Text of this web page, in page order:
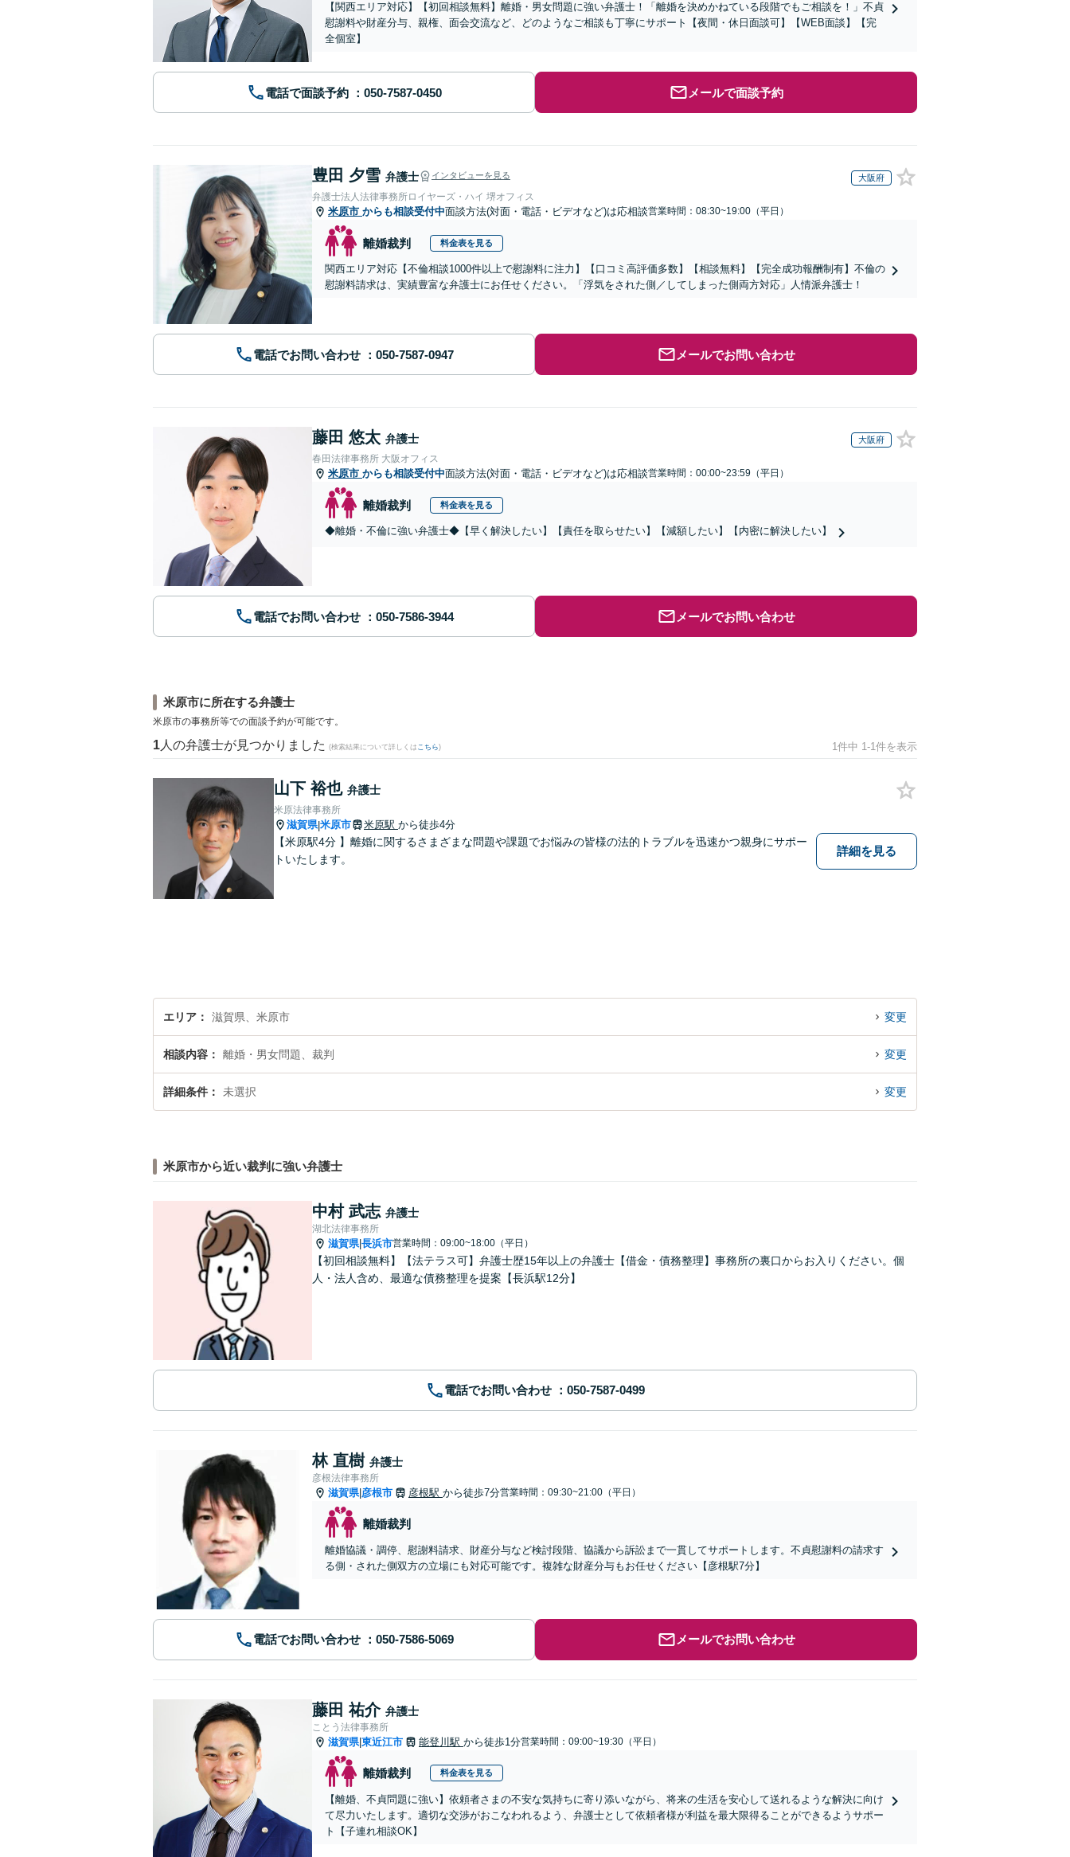
【関西エリア対応】【初回相談無料】離婚・男女問題に強い弁護士！「離婚を決めかねている段階でもご相談を！」不貞
慰謝料や財産分与、親権、面会交流など、どのようなご相談も丁寧にサポート【夜間・休日面談可】【WEB面談】【完
全個室】
電話で面談予約 メールで面談予約
豊田 夕雪 弁護士 インタビューを見る 大阪府
弁護士法人法律事務所ロイヤーズ・ハイ 堺オフィス
米原市 からも相談受付中面談方法(対面・電話・ビデオなど)は応相談営業時間：08:30~19:00（平日）
離婚裁判 料金表を見る
関西エリア対応【不倫相談1000件以上で慰謝料に注力】【口コミ高評価多数】【相談無料】【完全成功報酬制有】不倫の
慰謝料請求は、実績豊富な弁護士にお任せください。「浮気をされた側／してしまった側両方対応」人情派弁護士！
電話でお問い合わせ メールでお問い合わせ
藤田 悠太 弁護士 大阪府
春田法律事務所 大阪オフィス
米原市 からも相談受付中面談方法(対面・電話・ビデオなど)は応相談営業時間：00:00~23:59（平日）
離婚裁判 料金表を見る
◆離婚・不倫に強い弁護士◆【早く解決したい】【責任を取らせたい】【減額したい】【内密に解決したい】
電話でお問い合わせ メールでお問い合わせ
米原市に所在する弁護士
米原市の事務所等での面談予約が可能です。
1 人の弁護士が見つかりました (検索結果について詳しくは こちら) 1件中 1-1件を表示
山下 裕也 弁護士
米原法律事務所
滋賀県|米原市 米原駅 から徒歩4分
【米原駅4分 】離婚に関するさまざまな問題や課題でお悩みの皆様の法的トラブルを迅速かつ親身にサポー
トいたします。
詳細を見る
エリア 滋賀県、米原市 変更
相談内容 離婚・男女問題、裁判 変更
詳細条件 未選択 変更
米原市から近い裁判に強い弁護士
中村 武志 弁護士
湖北法律事務所
滋賀県|長浜市営業時間：09:00~18:00（平日）
【初回相談無料】【法テラス可】弁護士歴15年以上の弁護士【借金・債務整理】事務所の裏口からお入りください。個
人・法人含め、最適な債務整理を提案【長浜駅12分】
電話でお問い合わせ
林 直樹 弁護士
彦根法律事務所
滋賀県| 彦根市 彦根駅 から徒歩7分営業時間：09:30~21:00（平日）
離婚裁判
離婚協議・調停、慰謝料請求、財産分与など検討段階、協議から訴訟まで一貫してサポートします。不貞慰謝料の請求す
る側・された側双方の立場にも対応可能です。複雑な財産分与もお任せください【彦根駅7分】
電話でお問い合わせ メールでお問い合わせ
藤田 祐介 弁護士
ことう法律事務所
滋賀県|東近江市 能登川駅 から徒歩1分営業時間：09:00~19:30（平日）
離婚裁判 料金表を見る
【離婚、不貞問題に強い】依頼者さまの不安な気持ちに寄り添いながら、将来の生活を安心して送れるような解決に向け
て尽力いたします。適切な交渉がおこなわれるよう、弁護士として依頼者様が利益を最大限得ることができるようサポー
ト【子連れ相談OK】